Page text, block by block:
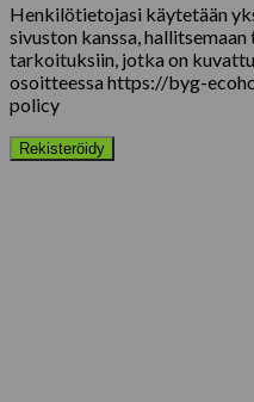
Henkilötietojasi käytetään
sivuston kanssa,
tarkoituksiin, jotka on
osoitteessa https://byg-
policy
Rekisteröidy